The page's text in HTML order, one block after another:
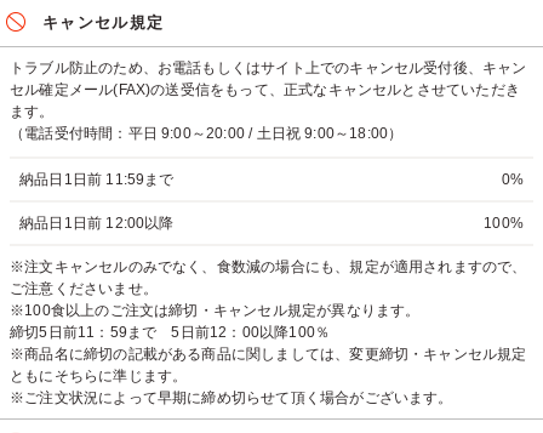
キャンセル規定
トラブル防止のため、お電話もしくはサイト上でのキャンセル受付後、キャン
セル確定メール(FAX)の送受信をもって、正式なキャンセルとさせていただき
ます。
（電話受付時間：平日 9:00～20:00 / 土日祝 9:00～18:00）
納品日1日前 11:59まで 0%
納品日1日前 12:00以降 100%
※注文キャンセルのみでなく、食数減の場合にも、規定が適用されますので、
ご注意くださいませ。
※100食以上のご注文は締切・キャンセル規定が異なります。
締切5日前11：59まで 5日前12：00以降100％
※商品名に締切の記載がある商品に関しましては、変更締切・キャンセル規定
ともにそちらに準じます。
※ご注文状況によって早期に締め切らせて頂く場合がございます。